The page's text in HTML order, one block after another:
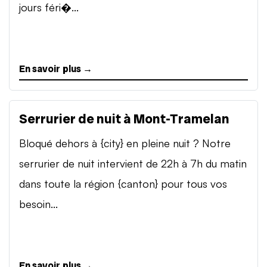
jours féri�...
En savoir plus →
Serrurier de nuit à Mont-Tramelan
Bloqué dehors à {city} en pleine nuit ? Notre
serrurier de nuit intervient de 22h à 7h du matin
dans toute la région {canton} pour tous vos
besoin...